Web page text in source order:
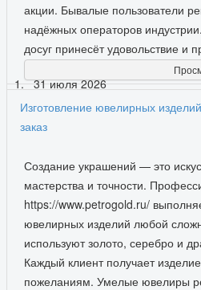
акции. Бывалые пользователи
надёжных операторов
досуг принесёт удовольствие и
31 июля 2026
Изготовление ювелирных
заказ
Создание украшений — это
мастерства и точности.
https://www.petrogold.ru/
ювелирных изделий любой
используют золото, серебро и
Каждый клиент получает
пожеланиям. Умелые ювелиры